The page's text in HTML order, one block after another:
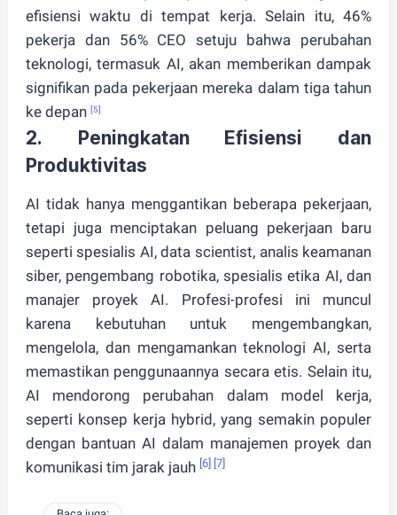
efisiensi waktu di tempat kerja. Selain itu, 46%
pekerja dan 56% CEO setuju bahwa perubahan
teknologi, termasuk AI, akan memberikan dampak
signifikan pada pekerjaan mereka dalam tiga tahun
ke depan [5]
2. Peningkatan Efisiensi dan
Produktivitas
AI tidak hanya menggantikan beberapa pekerjaan,
tetapi juga menciptakan peluang pekerjaan baru
seperti spesialis AI, data scientist, analis keamanan
siber, pengembang robotika, spesialis etika AI, dan
manajer proyek AI. Profesi-profesi ini muncul
karena kebutuhan untuk mengembangkan,
mengelola, dan mengamankan teknologi AI, serta
memastikan penggunaannya secara etis. Selain itu,
AI mendorong perubahan dalam model kerja,
seperti konsep kerja hybrid, yang semakin populer
dengan bantuan AI dalam manajemen proyek dan
komunikasi tim jarak jauh [6] [7]